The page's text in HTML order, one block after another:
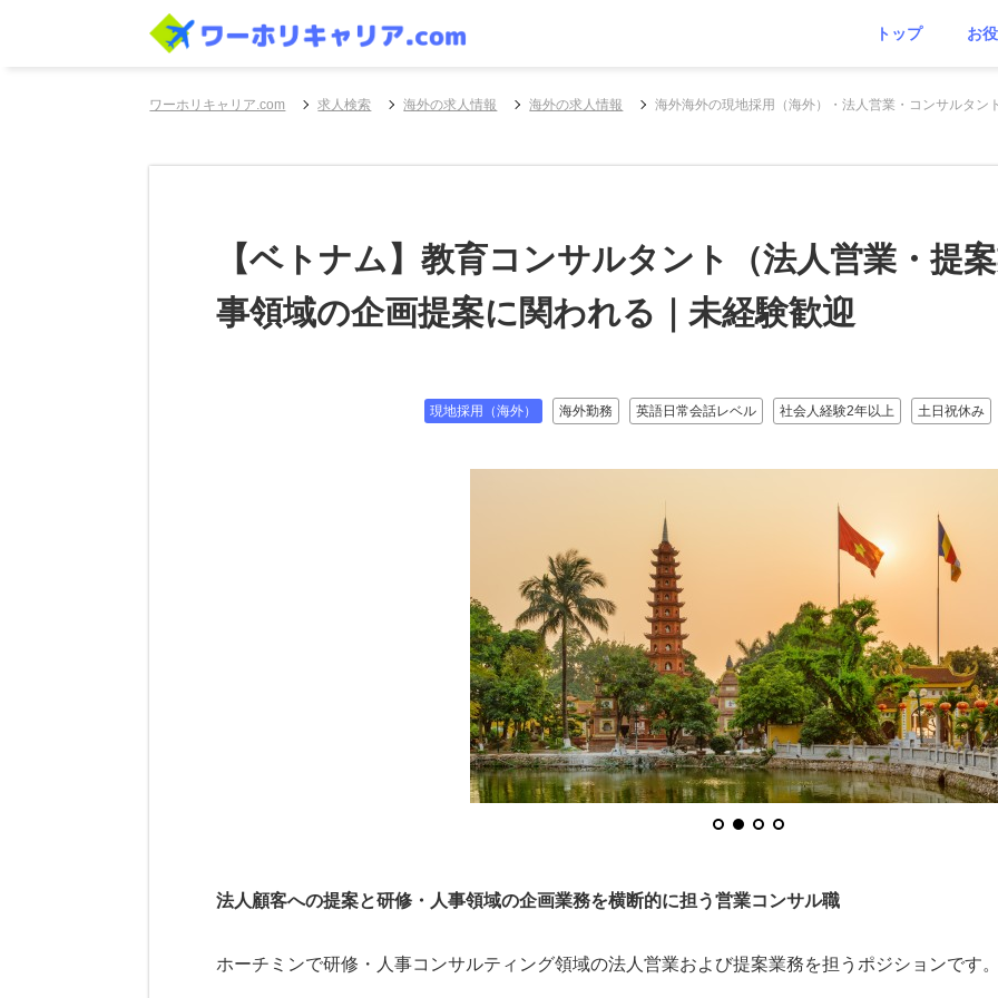
トップ お
ワーホリキャリア.com 求人検索 海外の求人情報 海外の求人情報 海外海外の現地採用（海外）・法人営業・コンサルタ
【ベトナム】教育コンサルタント（法人営業・提
事領域の企画提案に関われる｜未経験歓迎
現地採用（海外） 海外勤務 英語日常会話レベル 社会人経験2年以上 土日祝休み
法人顧客への提案と研修・人事領域の企画業務を横断的に担う営業コンサル職
ホーチミンで研修・人事コンサルティング領域の法人営業および提案業務を担うポジションです